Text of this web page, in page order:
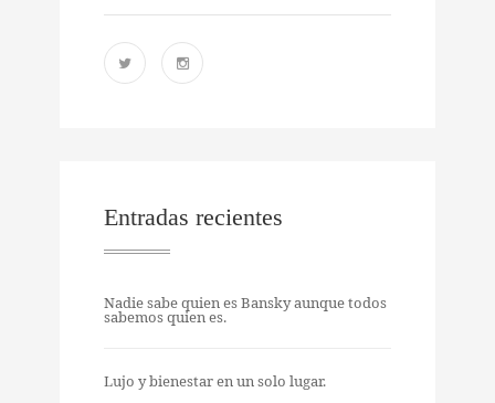
Entradas recientes
Nadie sabe quien es Bansky aunque todos
sabemos quien es.
Lujo y bienestar en un solo lugar.